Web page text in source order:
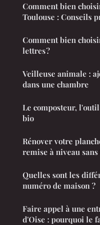
Comment bien
Toulouse : Conseils
Comment bien
lettres ?
Veilleuse animale :
dans une chambre
Le composteur,
bio
Rénover votre
remise à niveau
Quelles sont les
numéro de maison ?
Faire appel à une
d'Oise : pourquoi le